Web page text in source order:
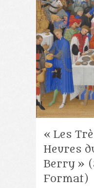
« Les
Heures
Berry »
Format)